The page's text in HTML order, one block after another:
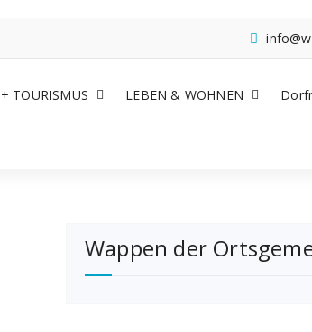
TOURISMUS LEBEN & WOHNEN
Wappen der